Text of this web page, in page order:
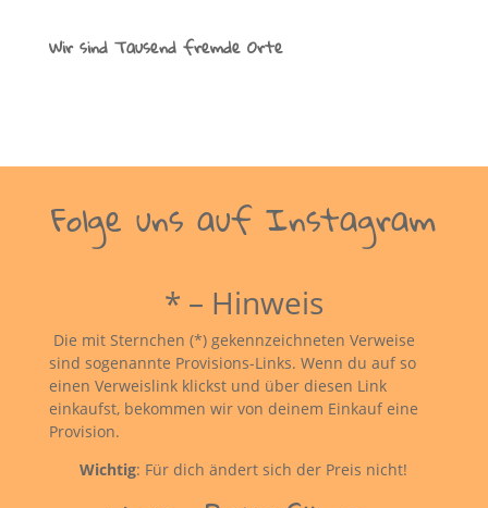
Wir sind Tausend fremde Orte
Folge uns auf Instagram
* – Hinweis
Die mit Sternchen (*) gekennzeichneten Verweise
sind sogenannte Provisions-Links. Wenn du auf so
einen Verweislink klickst und über diesen Link
einkaufst, bekommen wir von deinem Einkauf eine
Provision.
Wichtig: Für dich ändert sich der Preis nicht!